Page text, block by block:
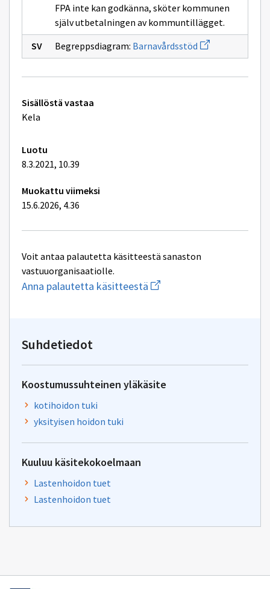
FPA inte kan godkänna, sköter kommunen
själv utbetalningen av kommuntillägget.
Begreppsdiagram: Barnavårdsstöd Avaa
uuden
ikkunan
Tekniset
lisätiedot
Sisällöstä vastaa
Kela
Luotu
8.3.2021, 10.39
Muokattu viimeksi
15.6.2026, 4.36
Voit antaa palautetta käsitteestä sanaston
vastuuorganisaatiolle.
Anna palautetta käsitteestä Aloita
uuden
Suhdetiedot
Koostumussuhteinen yläkäsite
kotihoidon tuki
yksityisen hoidon tuki
Kuuluu käsitekokoelmaan
Lastenhoidon tuet
Lastenhoidon tuet